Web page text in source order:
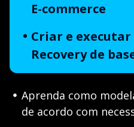
E-commerce
Criar e executar
Recovery de
Aprenda como
de acordo com